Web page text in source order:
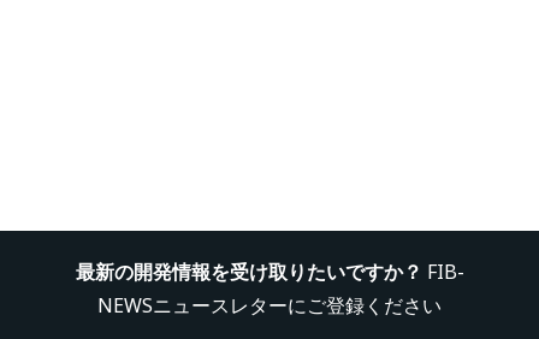
最新の開発情報を受け取りたいですか？ FIB-
NEWSニュースレターにご登録ください